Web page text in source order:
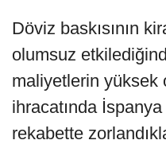
Döviz baskısının
olumsuz
maliyetlerin yüksek
ihracatında
rekabette